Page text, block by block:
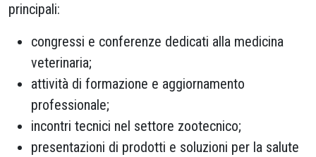
principali:
congressi e conferenze dedicati alla medicina
veterinaria;
attività di formazione e aggiornamento
professionale;
incontri tecnici nel settore zootecnico;
presentazioni di prodotti e soluzioni per la salute